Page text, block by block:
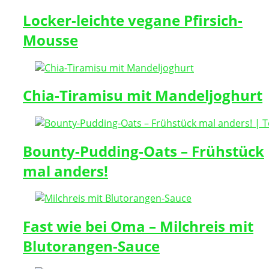
Locker-leichte vegane Pfirsich-
Mousse
Chia-Tiramisu mit Mandeljoghurt
Bounty-Pudding-Oats – Frühstück
mal anders!
Fast wie bei Oma – Milchreis mit
Blutorangen-Sauce